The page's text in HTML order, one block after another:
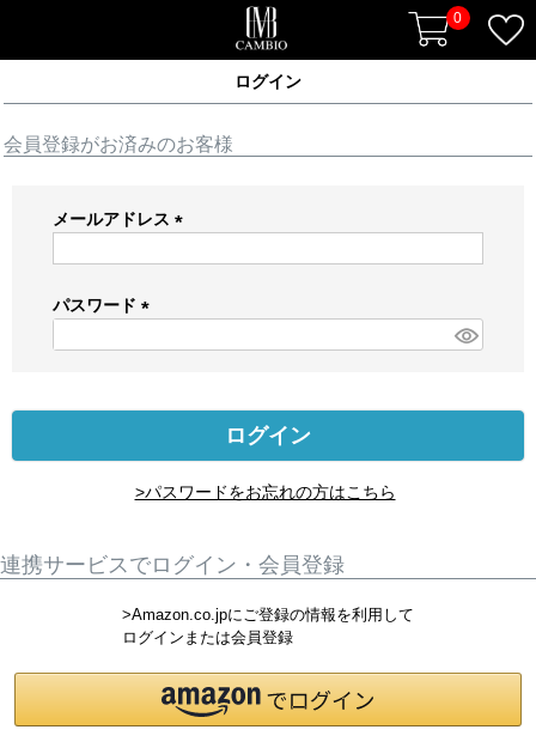
0
ログイン
会員登録がお済みのお客様
メールアドレス
)
パスワード
)
ログイン
>パスワードをお忘れの方はこちら
連携サービスでログイン・会員登録
>Amazon.co.jpにご登録の情報を利用して
ログインまたは会員登録